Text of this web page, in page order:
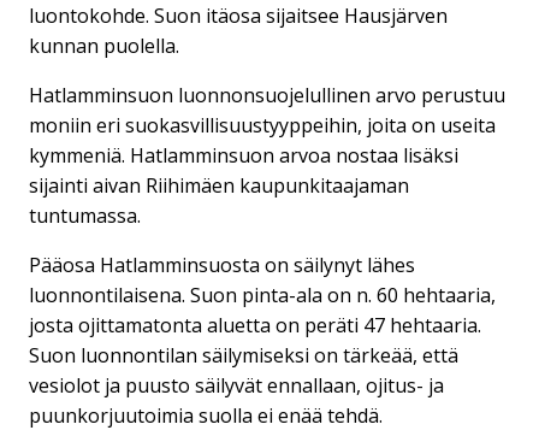
luontokohde. Suon itäosa sijaitsee Hausjärven
kunnan puolella.
Hatlamminsuon luonnonsuojelullinen arvo perustuu
moniin eri suokasvillisuustyyppeihin, joita on useita
kymmeniä. Hatlamminsuon arvoa nostaa lisäksi
sijainti aivan Riihimäen kaupunkitaajaman
tuntumassa.
Pääosa Hatlamminsuosta on säilynyt lähes
luonnontilaisena. Suon pinta-ala on n. 60 hehtaaria,
josta ojittamatonta aluetta on peräti 47 hehtaaria.
Suon luonnontilan säilymiseksi on tärkeää, että
vesiolot ja puusto säilyvät ennallaan, ojitus- ja
puunkorjuutoimia suolla ei enää tehdä.